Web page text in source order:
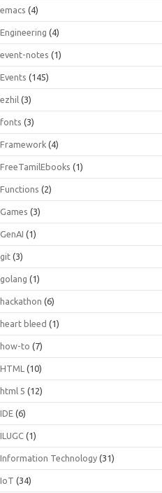
emacs (4)
Engineering (4)
event-notes (1)
Events (145)
ezhil (3)
fonts (3)
Framework (4)
FreeTamilEbooks (1)
Functions (2)
Games (3)
GenAI (1)
git (3)
golang (1)
hackathon (6)
heart bleed (1)
how-to (7)
HTML (10)
html 5 (12)
IDE (6)
ILUGC (1)
Information Technology (31)
IoT (34)